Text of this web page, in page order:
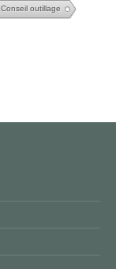
Conseil outillage